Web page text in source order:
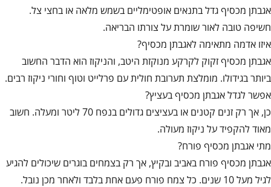
אגבתן מכסיף גדל בתנאים אופטימליים בשמש מלאה או בחצי צל.
חשיפה טובה לאור שומרת על צורתו הבריאה.
איזו אדמה מתאימה לאגבתן מכסיף?
אגבתן מכסיף זקוק לקרקע מנוקזת היטב, והניקוז הוא הדבר החשוב
ביותר בגידולו. מומלצת תערובת חולית עם פרלייט וטוף וחורי ניקוז רבים.
אפשר לגדל אגבתן מכסיף בעציץ?
כן, אך רק זנים קטנים או בעציצים גדולים בנפח 70 ליטר ומעלה. חשוב
מאוד להקפיד על ניקוז מעולה.
מתי אגבתן מכסיף פורח?
אגבתן מכסיף פורח באביב ובקיץ, אך רק בצמחים בוגרים שיכולים להגיע
לגיל מעל 10 שנים. כל צמח פורח פעם אחת בלבד ולאחר מכן נובל.